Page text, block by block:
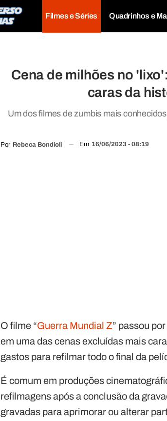
Filmes e Séries Quadrinhos e
Cena de milhões no
caras da
Um dos filmes de zumbis mais
Por Rebeca Bondioli Em 16/06/2023 - 08:19
O filme “Guerra Mundial Z” passou
em uma das cenas excluídas mais
gastos para refilmar todo o final da
É comum em produções
refilmagens após a conclusão da
gravadas para aprimorar ou alterar